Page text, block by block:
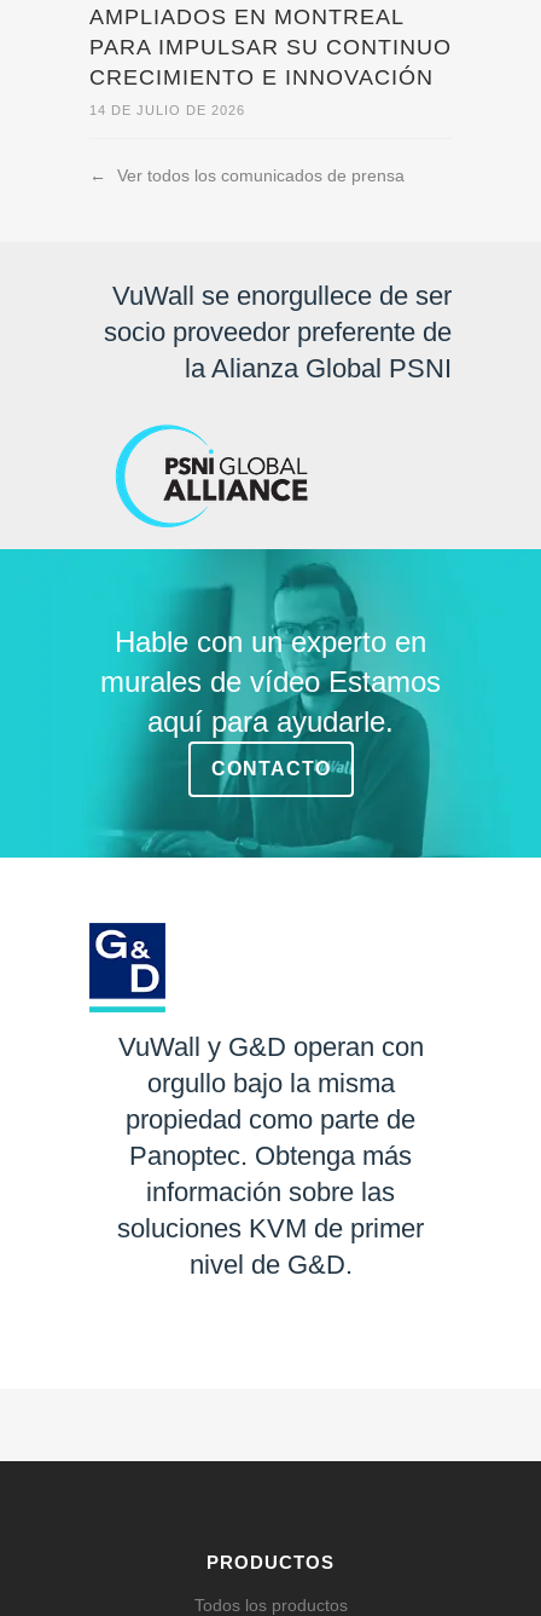
AMPLIADOS EN MONTREAL
PARA IMPULSAR SU CONTINUO
CRECIMIENTO E INNOVACIÓN
14 DE JULIO DE 2026
← Ver todos los comunicados de prensa
VuWall se enorgullece de ser
socio proveedor preferente de
la Alianza Global PSNI
Hable con un experto en
murales de vídeo Estamos
aquí para ayudarle.
CONTACTO
VuWall y G&D operan con
orgullo bajo la misma
propiedad como parte de
Panoptec. Obtenga más
información sobre las
soluciones KVM de primer
nivel de G&D.
PRODUCTOS
Todos los productos